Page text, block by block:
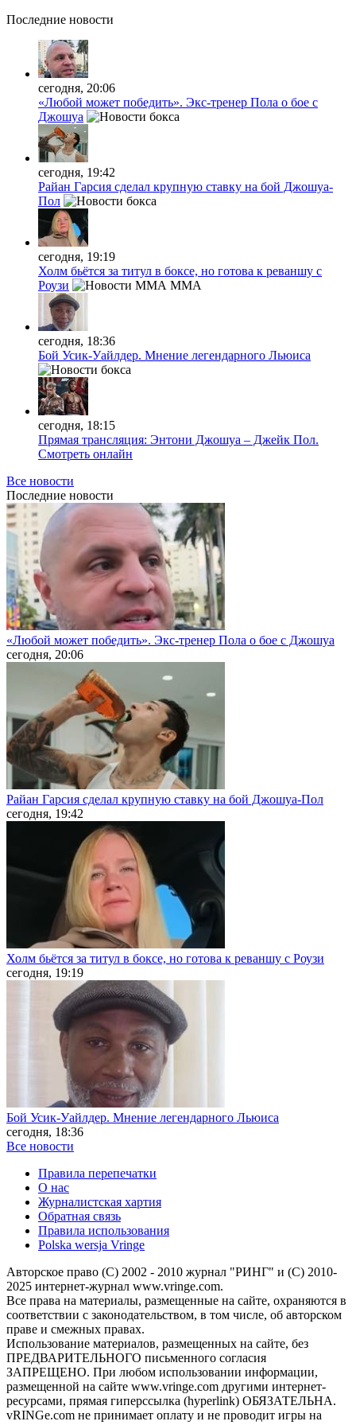
Последние новости
сегодня, 20:06
«Любой может победить». Экс-тренер Пола о бое с
Джошуа
сегодня, 19:42
Райан Гарсия сделал крупную ставку на бой Джошуа-
Пол
сегодня, 19:19
Холм бьётся за титул в боксе, но готова к реваншу с
Роузи
MMA
сегодня, 18:36
Бой Усик-Уайлдер. Мнение легендарного Льюиса
сегодня, 18:15
Прямая трансляция: Энтони Джошуа – Джейк Пол.
Смотреть онлайн
Все новости
Последние новости
«Любой может победить». Экс-тренер Пола о бое с Джошуа
сегодня, 20:06
Райан Гарсия сделал крупную ставку на бой Джошуа-Пол
сегодня, 19:42
Холм бьётся за титул в боксе, но готова к реваншу с Роузи
сегодня, 19:19
Бой Усик-Уайлдер. Мнение легендарного Льюиса
сегодня, 18:36
Все новости
Правила перепечатки
О нас
Журналистская хартия
Обратная связь
Правила использования
Polska wersja Vringe
Авторское право (С) 2002 - 2010 журнал "РИНГ" и (С) 2010-
2025 интернет-журнал www.vringe.com.
Все права на материалы, размещенные на сайте, охраняются в
соответствии с законодательством, в том числе, об авторском
праве и смежных правах.
Использование материалов, размещенных на сайте, без
ПРЕДВАРИТЕЛЬНОГО письменного согласия
ЗАПРЕЩЕНО. При любом использовании информации,
размещенной на сайте www.vringe.com другими интернет-
ресурсами, прямая гиперссылка (hyperlink) ОБЯЗАТЕЛЬНА.
vRINGe.com не принимает оплату и не проводит игры на